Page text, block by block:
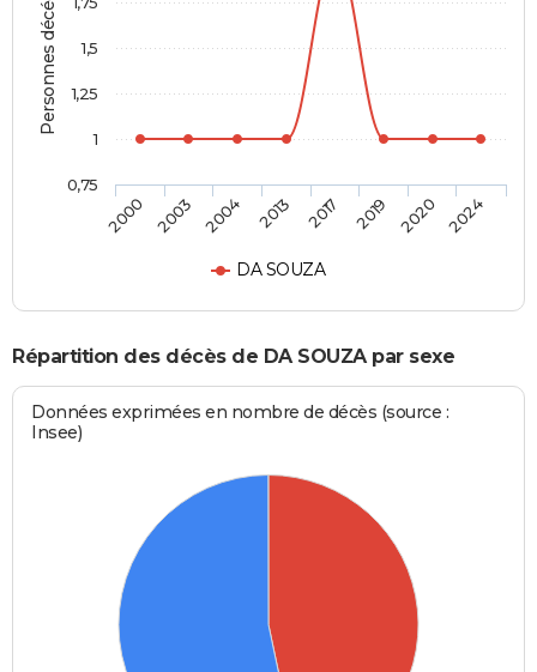
Personnes décédées
DA SOUZA
2000 2003 2004 2013 2017 2019 2020 2024
0,75
1
1,25
1,5
Répartition des décès de DA SOUZA par sexe
Données exprimées en nombre de décès (source :
Insee)